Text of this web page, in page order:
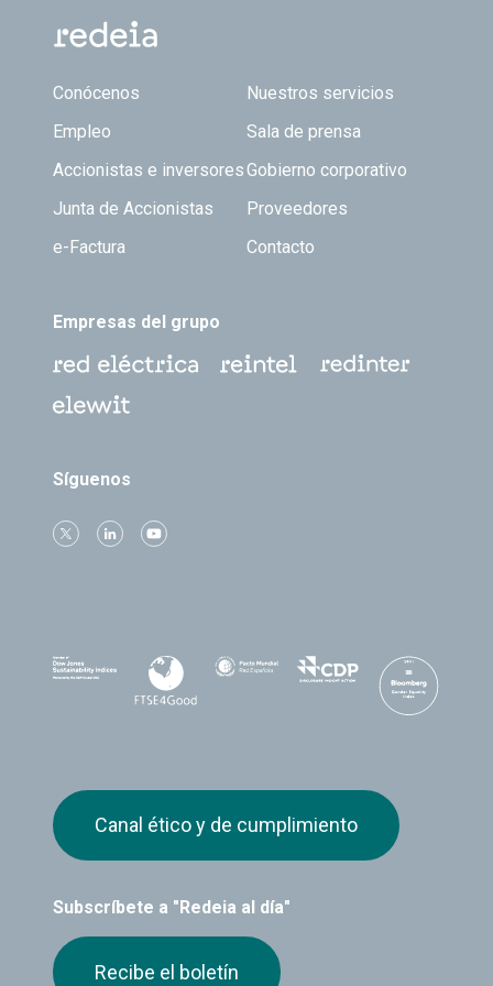
Footer TOP
Conócenos
Nuestros servicios
Empleo
Sala de prensa
Accionistas e inversoresGobierno corporativo
Junta de Accionistas
Proveedores
e-Factura
Contacto
Empresas del grupo
Síguenos
Subscríbete a "Redeia al día"
Recibe el boletín
Canal ético y de cumplimiento